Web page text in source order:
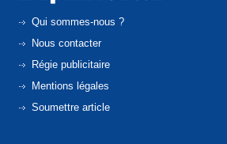
Qui sommes-nous ?
Nous contacter
Régie publicitaire
Mentions légales
Soumettre article